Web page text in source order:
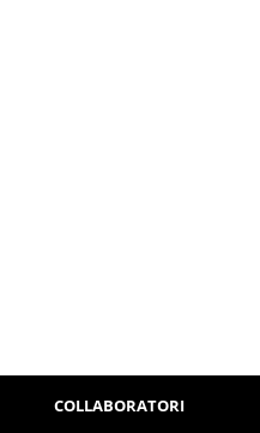
COLLABORATORI